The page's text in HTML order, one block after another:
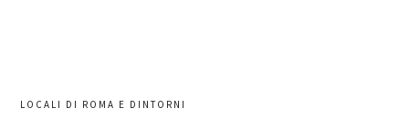
LOCALI DI ROMA E DINTORNI